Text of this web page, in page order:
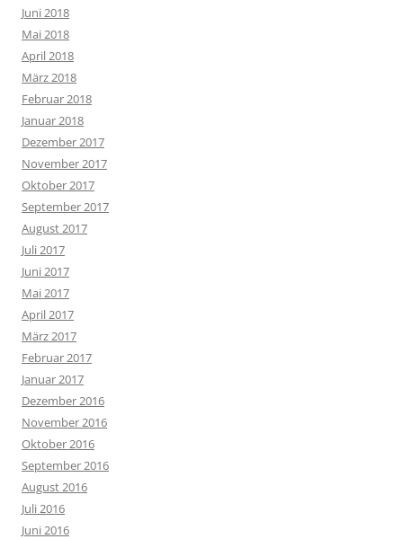
Juni 2018
Mai 2018
April 2018
März 2018
Februar 2018
Januar 2018
Dezember 2017
November 2017
Oktober 2017
September 2017
August 2017
Juli 2017
Juni 2017
Mai 2017
April 2017
März 2017
Februar 2017
Januar 2017
Dezember 2016
November 2016
Oktober 2016
September 2016
August 2016
Juli 2016
Juni 2016